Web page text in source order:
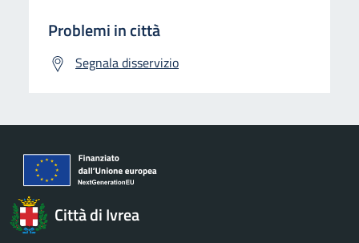
Problemi in città
Segnala disservizio
Città di Ivrea